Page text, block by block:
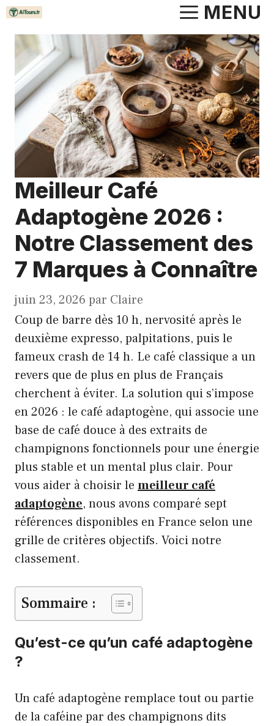
Aller
contenu
MENU
Meilleur Café
Adaptogène 2026 :
Notre Classement des
7 Marques à Connaître
juin 23, 2026 par Claire
Coup de barre dès 10 h, nervosité après le
deuxième expresso, palpitations, puis le
fameux crash de 14 h. Le café classique a un
revers que de plus en plus de Français
cherchent à éviter. La solution qui s’impose
en 2026 : le café adaptogène, qui associe une
base de café douce à des extraits de
champignons fonctionnels pour une énergie
plus stable et un mental plus clair. Pour
vous aider à choisir le meilleur café
adaptogène, nous avons comparé sept
références disponibles en France selon une
grille de critères objectifs. Voici notre
classement.
Sommaire :
Qu’est-ce qu’un café adaptogène
?
Un café adaptogène remplace tout ou partie
de la caféine par des champignons dits